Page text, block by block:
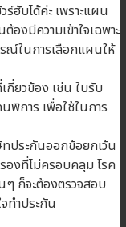
ฮับได้ค่ะ เพราะแผน
งมีความเข้าใจเฉพาะ
ณ์ในการเลือกแผนให้
กี่ยวข้อง เช่น ใบรับ
พิการ เพื่อใช้ในการ
ประกันออกข้อยกเว้น
องที่ไม่ครอบคลุม โรค
ๆ ก็จะต้องตรวจสอบ
ทำประกัน